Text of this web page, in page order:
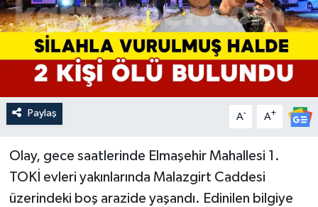
Paylaş A- A+
Olay, gece saatlerinde Elmaşehir Mahallesi 1.
TOKİ evleri yakınlarında Malazgirt Caddesi
üzerindeki boş arazide yaşandı. Edinilen bilgiye